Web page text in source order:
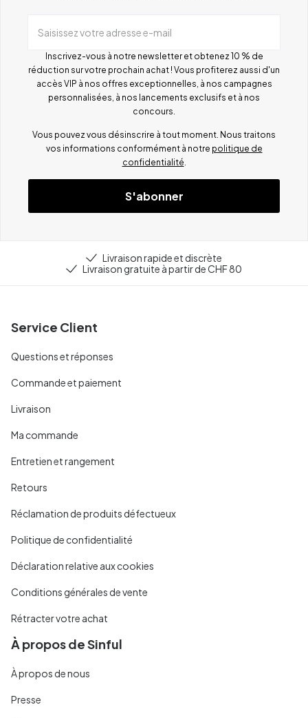
Saisissez votre adresse e-mail
Inscrivez-vous à notre newsletter et obtenez 10 % de
réduction sur votre prochain achat ! Vous profiterez aussi d'un
accès VIP à nos offres exceptionnelles, à nos campagnes
personnalisées, à nos lancements exclusifs et à nos
concours.
Vous pouvez vous désinscrire à tout moment. Nous traitons
vos informations conformément à notre politique de
confidentialité
S'abonner
Livraison rapide et discrète
Livraison gratuite à partir de CHF 80
Service Client
Questions et réponses
Commande et paiement
Livraison
Ma commande
Entretien et rangement
Retours
Réclamation de produits défectueux
Politique de confidentialité
Déclaration relative aux cookies
Conditions générales de vente
Rétracter votre achat
À propos de Sinful
À propos de nous
Presse